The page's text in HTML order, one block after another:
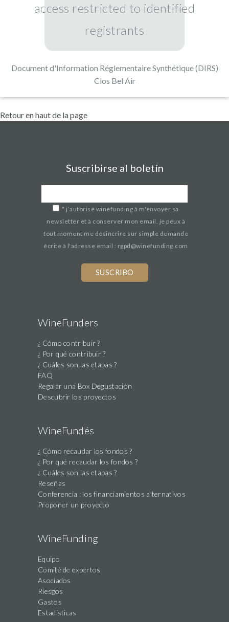
access restricted to identified
registrants
Document d'Information Réglementaire Synthétique (DIRS)
Clos Bel Air
Retour en haut de la page
Suscribirse al boletín
* j’autorise winefunding à m'envoyer sa
newsletter et à conserver mon email. je peux à
tout moment me désincrire sur simple demande
écrite à l'adresse email : rgpd@winefunding.com
WineFunders
¿ Cómo contribuir ?
¿ Por qué contribuir ?
¿ Cuáles son las etapas ?
FAQ
Regalar una Box Degustación
Descubrir los proyectos
WineFundés
¿ Cómo recaudar los fondos ?
¿ Por qué recaudar los fondos ?
¿ Cuáles son las etapas ?
Reseñas
Conferencia : los financiamientos alternativos
Proponer un proyecto
WineFunding
Equipo
Comité de expertos
Asociados
Riesgos
Gastos
Estadísticas